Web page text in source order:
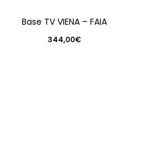
Base TV VIENA – FAIA
344,00€